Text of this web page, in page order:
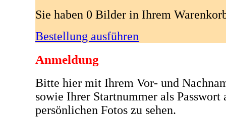
Sie haben 0 Bilder in Ihrem
Bestellung ausführen
Anmeldung
Bitte hier mit Ihrem Vor- und
sowie Ihrer Startnummer als Passwort
persönlichen Fotos zu sehen.